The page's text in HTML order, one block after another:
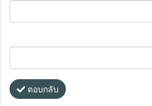
ตอบกลับ